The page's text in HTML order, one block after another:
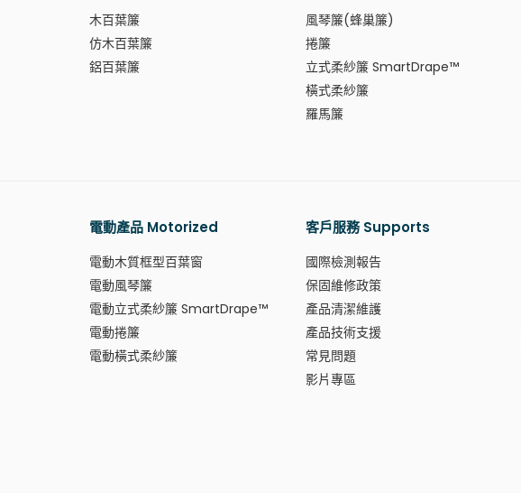
木百葉簾
仿木百葉簾
鋁百葉簾
風琴簾(蜂巢簾)
捲簾
立式柔紗簾 SmartDrape™
橫式柔紗簾
羅馬簾
電動產品 Motorized
電動木質框型百葉窗
電動風琴簾
電動立式柔紗簾 SmartDrape™
電動捲簾
電動橫式柔紗簾
客戶服務 Supports
國際檢測報告
保固維修政策
產品清潔維護
產品技術支援
常見問題
影片專區